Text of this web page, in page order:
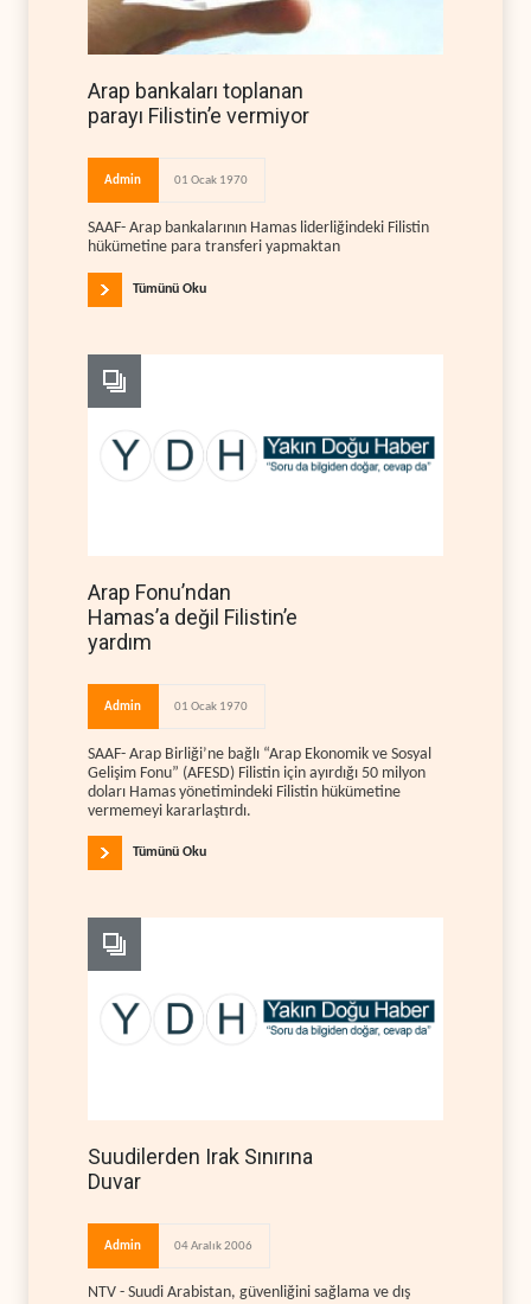
Arap bankaları toplanan
parayı Filistin’e vermiyor
Admin 01 Ocak 1970
SAAF- Arap bankalarının Hamas liderliğindeki Filistin
hükümetine para transferi yapmaktan
Tümünü Oku
Arap Fonu’ndan
Hamas’a değil Filistin’e
yardım
Admin 01 Ocak 1970
SAAF- Arap Birliği’ne bağlı “Arap Ekonomik ve Sosyal
Gelişim Fonu” (AFESD) Filistin için ayırdığı 50 milyon
doları Hamas yönetimindeki Filistin hükümetine
vermemeyi kararlaştırdı.
Tümünü Oku
Suudilerden Irak Sınırına
Duvar
Admin 04 Aralık 2006
NTV - Suudi Arabistan, güvenliğini sağlama ve dış